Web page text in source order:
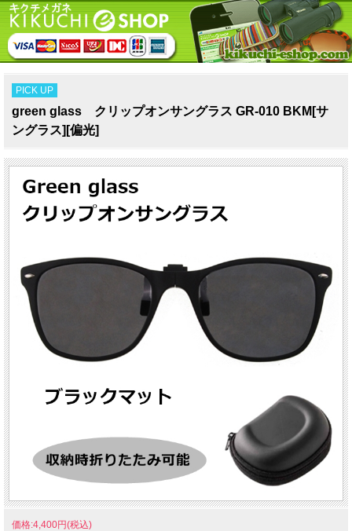
PICK UP
green glass クリップオンサングラス GR-010 BKM[サ
ングラス][偏光]
価格:4,400円(税込)